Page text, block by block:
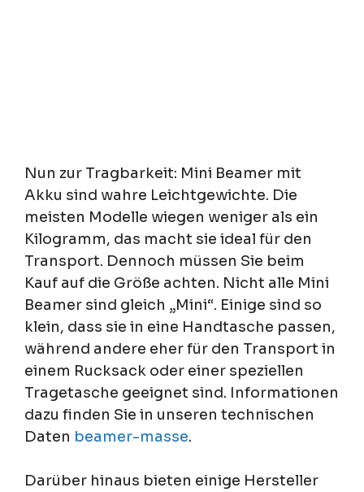
Nun zur Tragbarkeit: Mini Beamer mit
Akku sind wahre Leichtgewichte. Die
meisten Modelle wiegen weniger als ein
Kilogramm, das macht sie ideal für den
Transport. Dennoch müssen Sie beim
Kauf auf die Größe achten. Nicht alle Mini
Beamer sind gleich „Mini“. Einige sind so
klein, dass sie in eine Handtasche passen,
während andere eher für den Transport in
einem Rucksack oder einer speziellen
Tragetasche geeignet sind. Informationen
dazu finden Sie in unseren technischen
Daten beamer-masse.
Darüber hinaus bieten einige Hersteller